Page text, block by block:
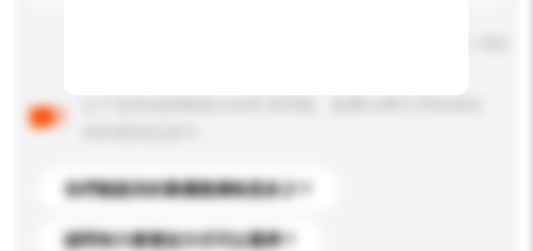
你們能提供的最優惠價格是多少？
請問有什麼運送方式可以選擇？